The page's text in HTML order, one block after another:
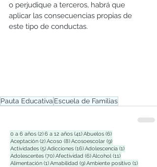
o perjudique a terceros, habrá que
aplicar las consecuencias propias de
este tipo de conductas.
Pauta Educativa Escuela de Familias
0 a 6 años (2)2 entradas
6 a 12 años (41)41 entradas
Abuelos (6)6 entradas
Aceptación (2)2 entradas
Acoso (8)8 entradas
Acosoescolar (9)9 entradas
Actividades (5)5 entradas
Adicciones (16)16 entradas
Adolescencia (1)1 entrada
Adolescentes (70)70 entradas
Afectividad (6)6 entradas
Alcohol (11)11 entradas
Alimentación (1)1 entrada
Amabilidad (9)9 entradas
Ambiente positivo (1)1 entrada